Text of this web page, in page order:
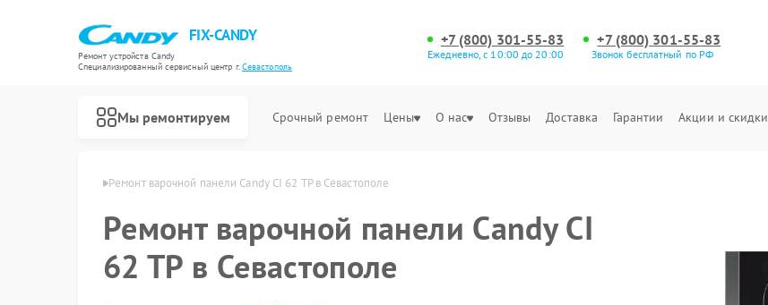
FIX-CANDY
Ремонт устройств Candy
Специализированный cервисный центр г.Севастополь
+7 (800) 301-55-83
Ежедневно, с 10:00 до 20:00
+7 (800) 301-55-83
Звонок бесплатный по РФ
Мы ремонтируем Срочный ремонт Цены О нас Отзывы Доставка Гарантии Акции и скидки
в Севастополе Ремонт варочной панели Candy CI 62 TP в Севастополе
Ремонт варочной панели Candy CI
62 TP в Севастополе